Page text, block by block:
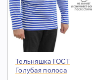
Тельняшка ГОСТ
Голубая полоса